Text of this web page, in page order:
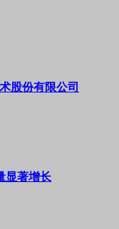
股份有限公司
显著增长